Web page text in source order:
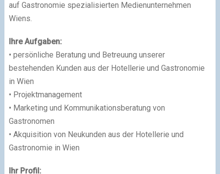
auf Gastronomie spezialisierten Medienunternehmen
Wiens.
Ihre Aufgaben:
• persönliche Beratung und Betreuung unserer
bestehenden Kunden aus der Hotellerie und Gastronomie
in Wien
• Projektmanagement
• Marketing und Kommunikationsberatung von
Gastronomen
• Akquisition von Neukunden aus der Hotellerie und
Gastronomie in Wien
Ihr Profil: